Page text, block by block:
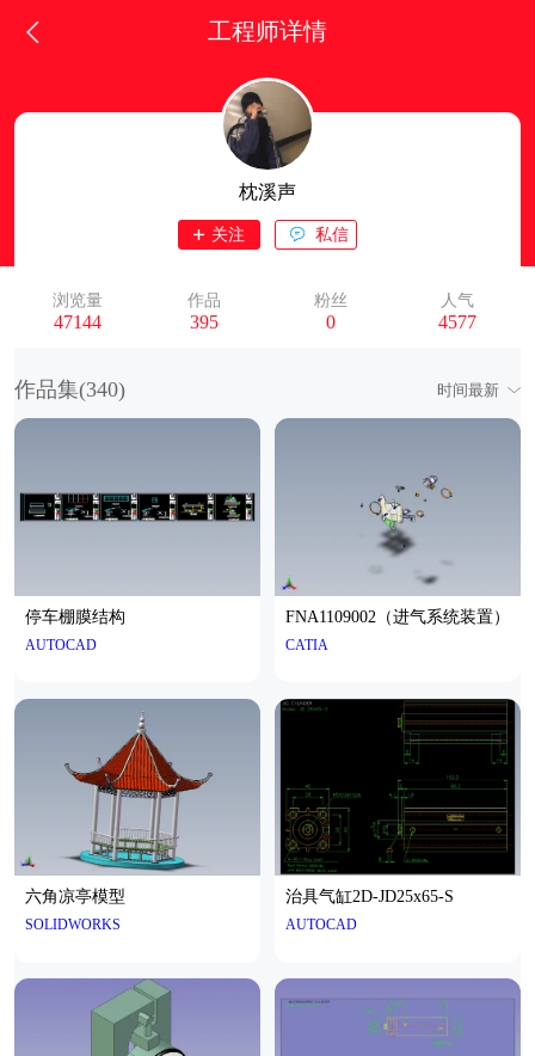
工程师详情
枕溪声
关注 私信
浏览量
47144
作品
395
粉丝
0
人气
4577
作品集(340)
停车棚膜结构
AUTOCAD
FNA1109002（进气系统装置）
CATIA
六角凉亭模型
SOLIDWORKS
治具气缸2D-JD25x65-S
AUTOCAD